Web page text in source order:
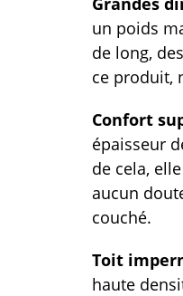
un poids
de long,
ce produit,
Confort
épaisseur
de cela,
aucun
couché.
Toit
haute